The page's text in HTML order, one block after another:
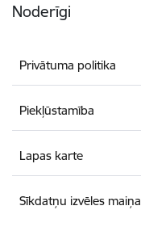
Noderīgi
Privātuma politika
Piekļūstamība
Lapas karte
Sīkdatņu izvēles maiņa